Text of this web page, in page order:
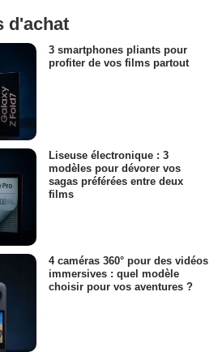
d'achat
3 smartphones pliants pour
profiter de vos films partout
Liseuse électronique : 3
modèles pour dévorer vos
sagas préférées entre deux
films
4 caméras 360° pour des vidéos
immersives : quel modèle
choisir pour vos aventures ?